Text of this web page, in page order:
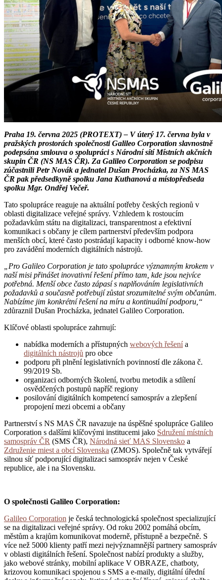
Praha 19. června 2025 (PROTEXT) – V úterý 17. června byla v
pražských prostorách společnosti Galileo Corporation slavnostně
podepsána smlouva o spolupráci s Národní sítí Místních akčních
skupin ČR (NS MAS ČR). Za Galileo Corporation se podpisu
zúčastnili Petr Novák a jednatel Dušan Procházka, za NS MAS
ČR pak předsedkyně spolku Jana Kuthanová a místopředseda
spolku Mgr. Ondřej Večeř.
Tato spolupráce reaguje na aktuální potřeby českých regionů v
oblasti digitalizace veřejné správy. Vzhledem k rostoucím
požadavkům státu na digitalizaci, transparentnost a efektivní
komunikaci s občany je cílem partnerství především podpora
menších obcí, které často postrádají kapacity i odborné know-how
pro zavádění moderních digitálních nástrojů.
„Pro Galileo Corporation je tato spolupráce významným krokem v
naší misi přinášet inovativní řešení přímo tam, kde jsou nejvíce
potřebná. Menší obce často zápasí s naplňováním legislativních
požadavků a současně potřebují zůstat srozumitelné svým občanům.
Nabízíme jim konkrétní řešení na míru a kontinuální podporu,“
zdůraznil Dušan Procházka, jednatel Galileo Corporation.
Klíčové oblasti spolupráce zahrnují:
nabídka moderních a přístupných webových řešenía
digitálních nástrojů pro obce
podporu při plnění legislativních povinností dle zákona č.
99/2019 Sb.
organizaci odborných školení, tvorbu metodik a sdílení
osvědčených postupů napříč regiony
posilování digitálních kompetencí samospráv a zlepšení
propojení mezi obcemi a občany
Partnerství s NS MAS ČR navazuje na úspěšné spolupráce Galileo
Corporation s dalšími klíčovými institucemi jako Sdružení místních
samospráv ČR (SMS ČR), Národná sieť MAS Slovensko a
Združenie miest a obcí Slovenska (ZMOS). Společně tak vytvářejí
silnou síť podporující digitalizaci samospráv nejen v České
republice, ale i na Slovensku.
O společnosti Galileo Corporation:
Galileo Corporation je česká technologická společnost specializující
se na digitalizaci veřejné správy. Od roku 2002 pomáhá obcím,
městům a krajům komunikovat moderně, přístupně a bezpečně. S
více než 5000 klienty patří mezi nejvýznamnější partnery samospráv
v oblasti digitálních řešení. Společnost nabízí produkty a služby,
jako webové stránky, mobilní aplikace V OBRAZE, chatboty,
krizovou komunikaci spojenou s SMS a e-maily, digitální úřední